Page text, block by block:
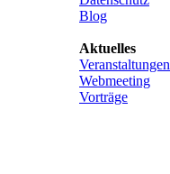
Blog
Aktuelles
Veranstaltungen
Webmeeting
Vorträge